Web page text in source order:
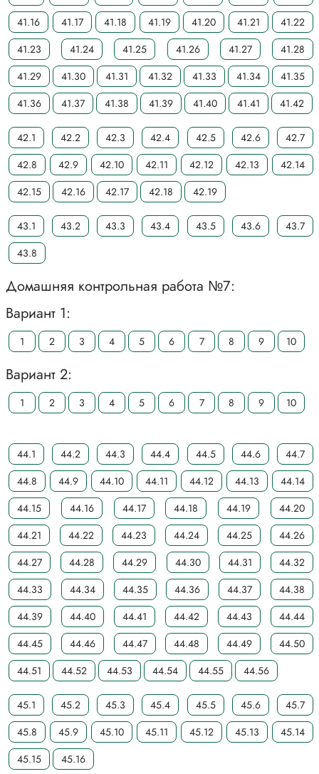
41.16
41.17 41.18 41.19 41.20 41.21
41.22
41.23
41.24 41.25 41.26 41.27
41.28
41.29
41.30 41.31 41.32 41.33 41.34
41.35
41.36
41.37 41.38 41.39 41.40 41.41 41.42
42.1 42.2 42.3 42.4 42.5 42.6
42.7
42.8
42.9 42.10 42.11 42.12 42.13
42.14
42.15
42.16 42.17 42.18 42.19
43.1 43.2 43.3 43.4 43.5 43.6
43.7
43.8
Домашняя контрольная работа №7:
Вариант 1:
1 2 3 4 5 6 7 8 9 10
Вариант 2:
1 2 3 4 5 6 7 8 9 10
44.1 44.2 44.3 44.4 44.5 44.6
44.7
44.8
44.9 44.10 44.11 44.12 44.13
44.14
44.15
44.16 44.17 44.18 44.19
44.20
44.21
44.22 44.23 44.24 44.25
44.26
44.27
44.28 44.29 44.30 44.31
44.32
44.33
44.34 44.35 44.36 44.37
44.38
44.39
44.40 44.41 44.42 44.43
44.44
44.45
44.46 44.47 44.48 44.49
44.50
44.51
44.52 44.53 44.54 44.55 44.56
45.1 45.2 45.3 45.4 45.5 45.6
45.7
45.8
45.9 45.10 45.11 45.12 45.13
45.14
45.15
45.16